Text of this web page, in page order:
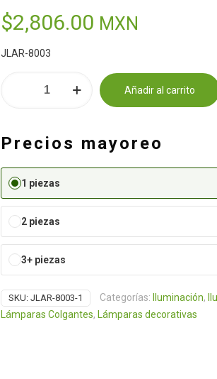
$2,806.00 MXN
JLAR-8003
8003
Añadir al carrito
Alternative:
Precios mayoreo
1 piezas
2 piezas
3+ piezas
SKU: JLAR-8003-1 Categorías: Iluminación,
Lámparas Colgantes, Lámparas decorativas